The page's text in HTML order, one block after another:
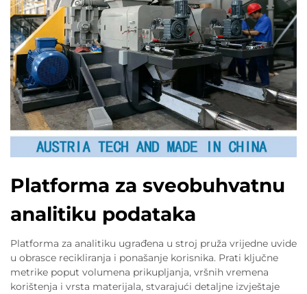
Platforma za sveobuhvatnu
analitiku podataka
Platforma za analitiku ugrađena u stroj pruža vrijedne uvide
u obrasce recikliranja i ponašanje korisnika. Prati ključne
metrike poput volumena prikupljanja, vršnih vremena
korištenja i vrsta materijala, stvarajući detaljne izvještaje